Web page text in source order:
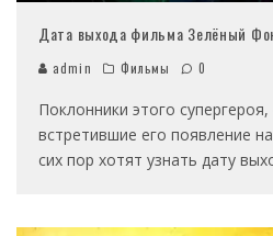
Дата выхода фильма Зелёный
admin Фильмы 0
Поклонники этого
встретившие его появление
сих пор хотят узнать дату